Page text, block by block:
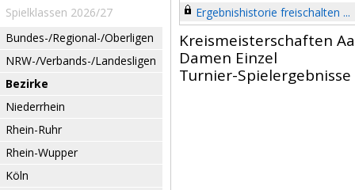
Spielklassen 2026/27
Bundes-/Regional-/Oberligen
NRW-/Verbands-/Landesligen
Bezirke
Niederrhein
Rhein-Ruhr
Rhein-Wupper
Köln
Ergebnishistorie freischalten ...
Kreismeisterschaften
Damen Einzel
Turnier-Spielergebnisse